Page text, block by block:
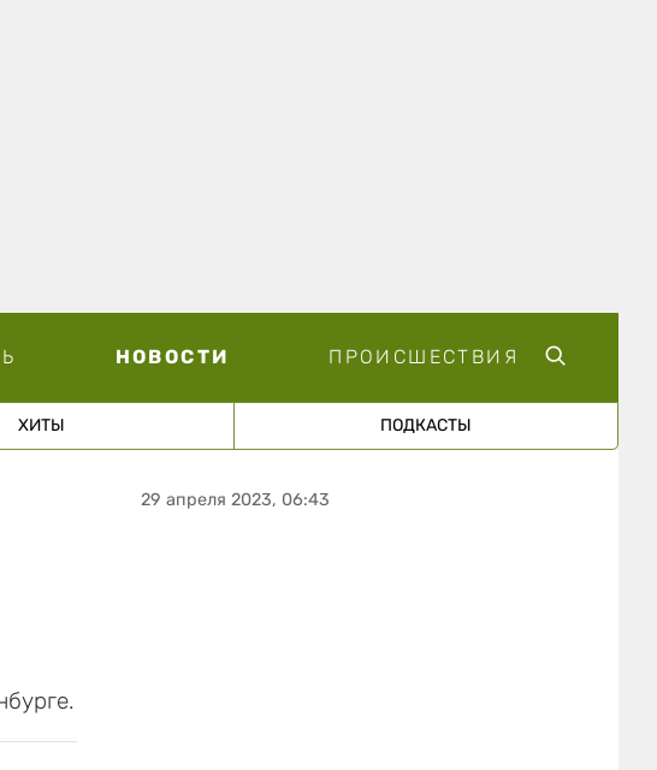
НОВОСТИ ПРОИСШЕСТВИЯ
ХИТЫ ПОДКАСТЫ
29 апреля 2023, 06:43